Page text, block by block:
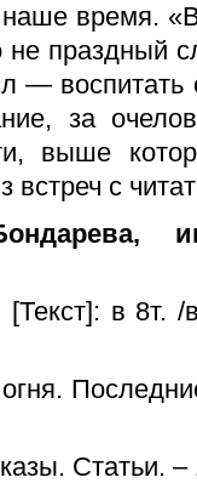
время.
не праздный
—
за
выше
с
в 8т. /
Статьи. –